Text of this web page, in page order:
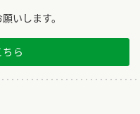
いします。
ら